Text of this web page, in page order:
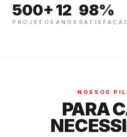
500+
PROJETOS
12
ANOS
98%
NOSSOS
PARA